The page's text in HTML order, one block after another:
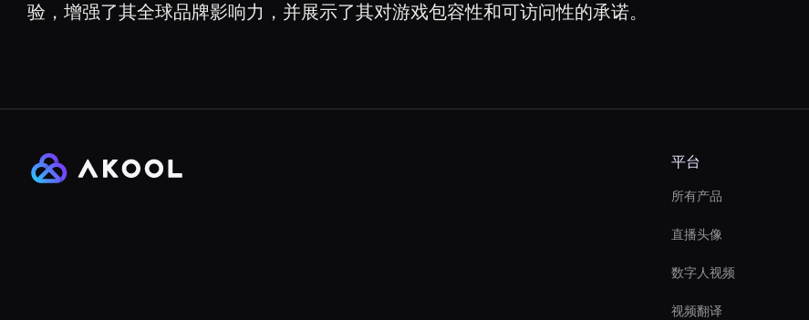
验，增强了其全球品牌影响力，并展示了其对游戏包容性和可访问性的承诺。
平台
所有产品
直播头像
数字人视频
视频翻译